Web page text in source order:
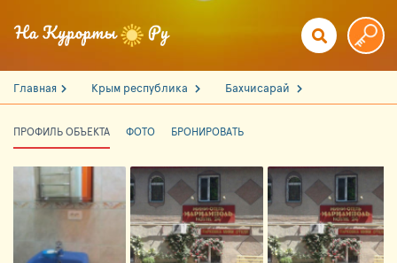
Главная Крым республика Бахчисарай
ПРОФИЛЬ ОБЪЕКТА ФОТО БРОНИРОВАТЬ